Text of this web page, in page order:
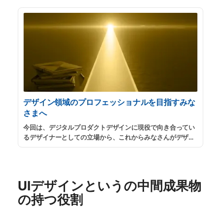
デザイン領域のプロフェッショナルを目指すみな
さまへ
今回は、デジタルプロダクトデザインに現役で向き合ってい
るデザイナーとしての立場から、これからみなさんがデザイ
ナーとしてのキャリアを築く上で極めて重要になるであろう
UIデザインというの中間成果物
の持つ役割